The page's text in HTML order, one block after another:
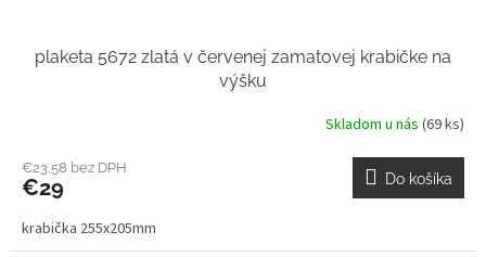
plaketa 5672 zlatá v červenej zamatovej krabičke na
výšku
Skladom u nás (69 ks)
€23,58 bez DPH
€29 Do košíka
krabička 255x205mm